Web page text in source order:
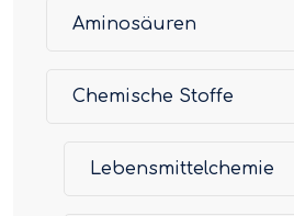
Aminosäuren
Chemische Stoffe
Lebensmittelchemie